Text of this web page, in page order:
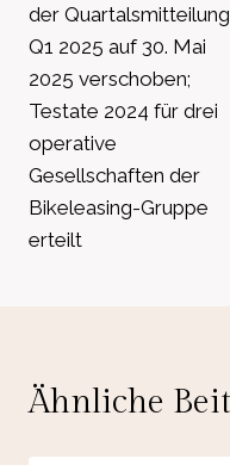
der Quartalsmitteilung
Q1 2025 auf 30. Mai
2025 verschoben;
Testate 2024 für drei
operative
Gesellschaften der
Bikeleasing-Gruppe
erteilt
Ähnliche